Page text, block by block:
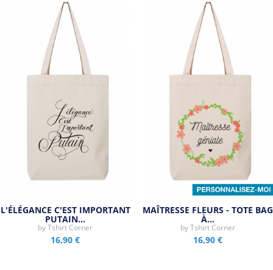
L'ÉLÉGANCE C'EST IMPORTANT
PUTAIN…
byTshirt Corner
16,90 €
MAÎTRESSE FLEURS - TOTE BAG
À…
byTshirt Corner
16,90 €